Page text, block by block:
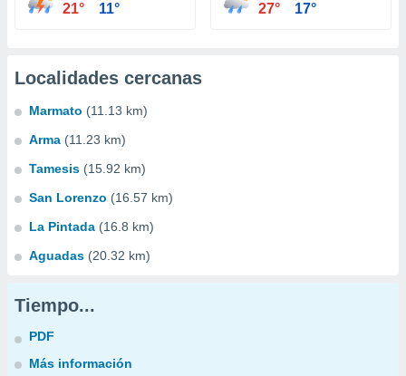
21° 11° 27° 17°
Localidades cercanas
Marmato (11.13 km)
Arma (11.23 km)
Tamesis (15.92 km)
San Lorenzo (16.57 km)
La Pintada (16.8 km)
Aguadas (20.32 km)
Tiempo...
PDF
Más información